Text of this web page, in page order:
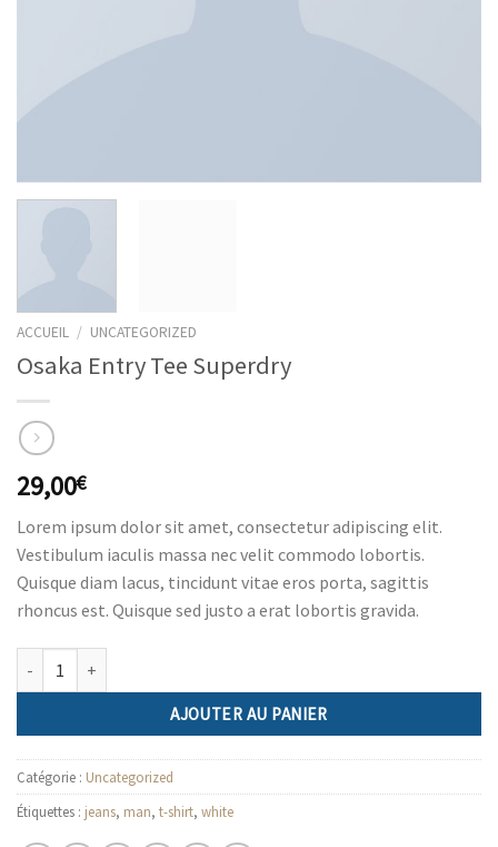
ACCUEIL / UNCATEGORIZED
Osaka Entry Tee Superdry
29,00€
Lorem ipsum dolor sit amet, consectetur adipiscing elit.
Vestibulum iaculis massa nec velit commodo lobortis.
Quisque diam lacus, tincidunt vitae eros porta, sagittis
rhoncus est. Quisque sed justo a erat lobortis gravida.
AJOUTER AU PANIER
Catégorie : Uncategorized
Étiquettes : jeans, man, t-shirt, white